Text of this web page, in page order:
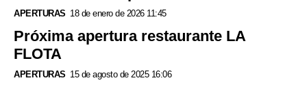
APERTURAS 18 de enero de 2026 11:45
Próxima apertura restaurante LA
FLOTA
APERTURAS 15 de agosto de 2025 16:06